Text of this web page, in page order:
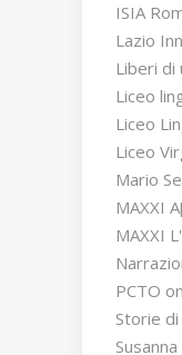
ISIA
Lazio
Liberi di
Liceo
Liceo
Liceo
Mario
MAXXI
MAXXI
PCTO
Storie